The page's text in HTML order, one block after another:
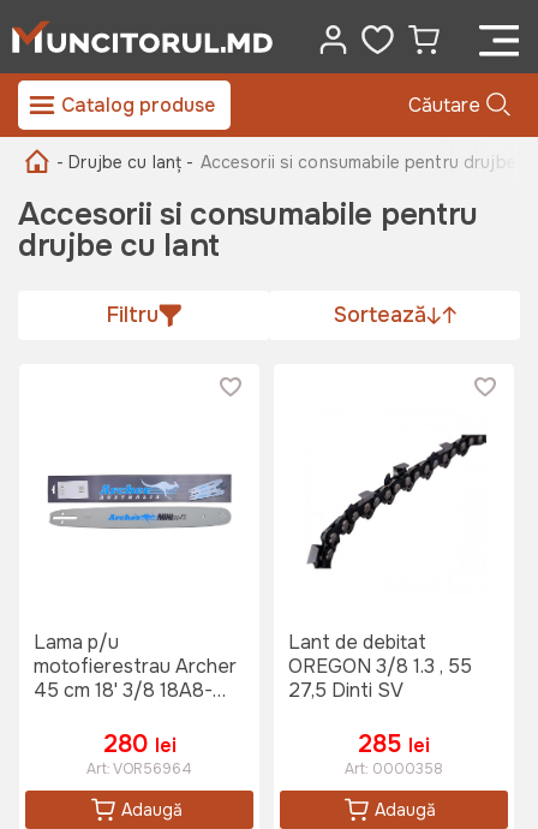
Catalog produse Căutare
- Drujbe cu lanț - Accesorii si consumabile pentru drujbe
Accesorii si consumabile pentru
drujbe cu lant
Filtru Sortează
Lama p/u
motofierestrau Archer
45 cm 18' 3/8 18A8-
280 lei
Art:VOR56964
Adaugă
Lant de debitat
OREGON 3/8 1.3 , 55
27,5 Dinti SV
285 lei
Art: 0000358
Adaugă